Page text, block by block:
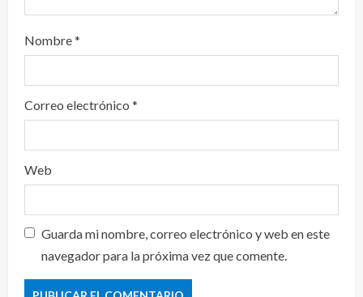
Nombre*
Correo electrónico *
Web
Guarda mi nombre, correo electrónico y web en este
navegador para la próxima vez que comente.